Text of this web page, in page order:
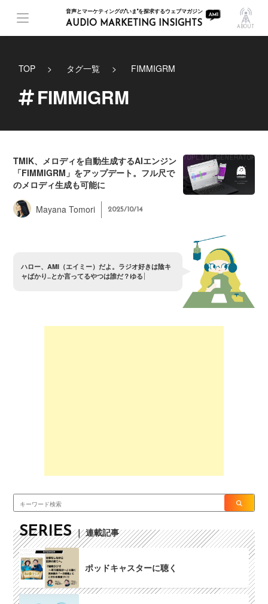
音声とマーケティングの"いま"を探求するウェブマガジン
AUDIO MARKETING INSIGHTS ABOUT
TOP タグ一覧 FIMMIGRM
FIMMIGRM
TMIK、メロディを自動生成するAIエンジン
「FIMMIGRM」をアップデート。フル尺で
のメロディ生成も可能に
Mayana Tomori 2025/10/14
イ だ よ ラ オ 好 き 陰 キ
ャばか り ..とか言っ てる や つは誰 だ？ゆるさん
ぞ 〜？
SERIES ｜ 連載記事
ポッドキャスターに聴く